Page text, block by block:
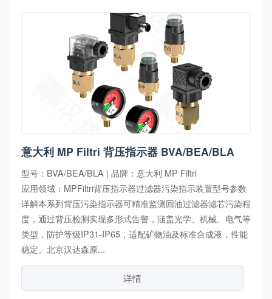
意大利 MP Filtri 背压指示器 BVA/BEA/BLA
型号：BVA/BEA/BLA | 品牌：意大利 MP Filtri
应用领域：MPFiltri背压指示器过滤器污染指示装置型号参数
详解本系列背压污染指示器可精准监测回油过滤器滤芯污染程
度，通过背压检测实现多形式告警，涵盖光学、机械、电气等
类型，防护等级IP31-IP65，适配矿物油及标准合成液，性能
稳定。北京汉达森原...
详情